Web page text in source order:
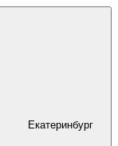
Екатеринбург